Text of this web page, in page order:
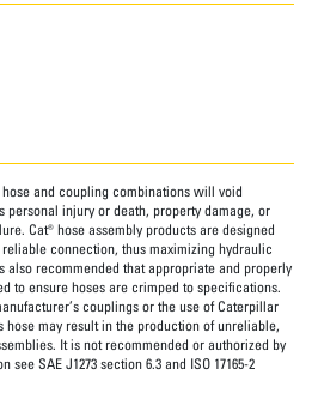
and coupling combinations will void
personal injury or death, property damage, or
Cat® hose assembly products are designed
connection, thus maximizing hydraulic
also recommended that appropriate and properly
to ensure hoses are crimped to specifications.
couplings or the use of Caterpillar
hose may result in the production of unreliable,
It is not recommended or authorized by
SAE J1273 section 6.3 and ISO 17165-2